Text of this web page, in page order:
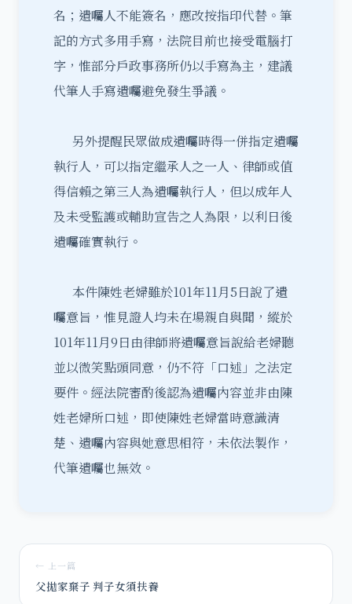
名；遺囑人不能簽名，應改按指印代替。筆
記的方式多用手寫，法院目前也接受電腦打
字，惟部分戶政事務所仍以手寫為主，建議
代筆人手寫遺囑避免發生爭議。
另外提醒民眾做成遺囑時得一併指定遺囑
執行人，可以指定繼承人之一人、律師或值
得信賴之第三人為遺囑執行人，但以成年人
及未受監護或輔助宣告之人為限，以利日後
遺囑確實執行。
本件陳姓老婦雖於101年11月5日說了遺
囑意旨，惟見證人均未在場親自與聞，縱於
101年11月9日由律師將遺囑意旨說給老婦聽
並以微笑點頭同意，仍不符「口述」之法定
要件。經法院審酌後認為遺囑內容並非由陳
姓老婦所口述，即使陳姓老婦當時意識清
楚、遺囑內容與她意思相符，未依法製作，
代筆遺囑也無效。
← 上一篇
父拋家棄子 判子女須扶養